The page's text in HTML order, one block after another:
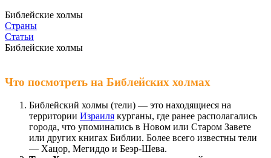
Библейские холмы
Страны
Статьи
Библейские холмы
Что посмотреть на Библейских холмах
Библейский холмы (тели) — это находящиеся на
территории Израиля курганы, где ранее располагались
города, что упоминались в Новом или Старом Завете
или других книгах Библии. Более всего известны тели
— Хацор, Мегиддо и Беэр-Шева.